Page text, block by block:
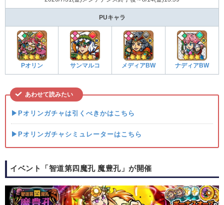
PUキャラ
Pオリン サンマルコ メディアBW ナディアBW
あわせて読みたい
▶Pオリンガチャは引くべきかはこちら
▶Pオリンガチャシミュレーターはこちら
イベント「智道第四魔孔 魔豊孔」が開催